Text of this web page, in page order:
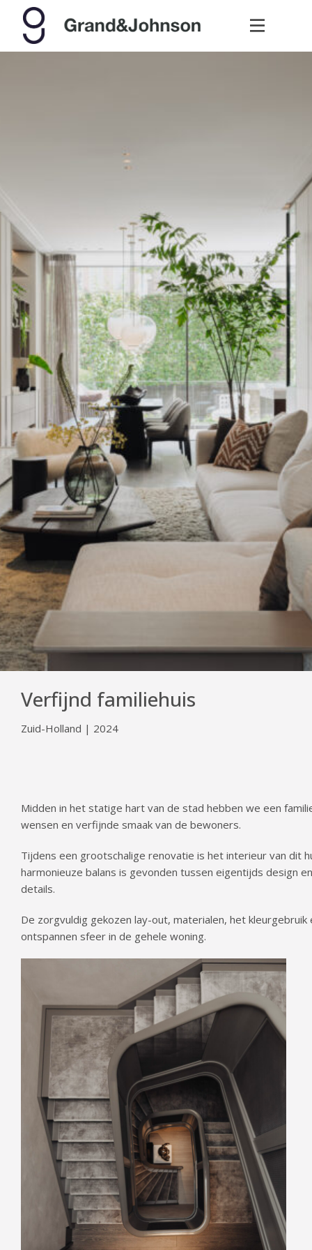
Verfijnd familiehuis
Zuid-Holland | 2024
Midden in het statige hart van de stad hebben we een
wensen en verfijnde smaak van de bewoners.
Tijdens een grootschalige renovatie is het interieur van dit
harmonieuze balans is gevonden tussen eigentijds design
details.
De zorgvuldig gekozen lay-out, materialen, het
ontspannen sfeer in de gehele woning.